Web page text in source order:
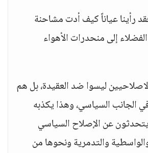
رأينا عياناً كيف أدت مشاحنة
إلى منحدرات الأهواء
ليسوا ضد العقيدة، بل هم
السياسي، وهذا يكذبه
عن الإصلاح السياسي
والتدمرية ونحوها من